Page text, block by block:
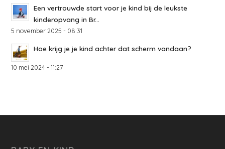
Een vertrouwde start voor je kind bij de leukste
kinderopvang in Br...
5 november 2025 - 08:31
Hoe krijg je je kind achter dat scherm vandaan?
10 mei 2024 - 11:27